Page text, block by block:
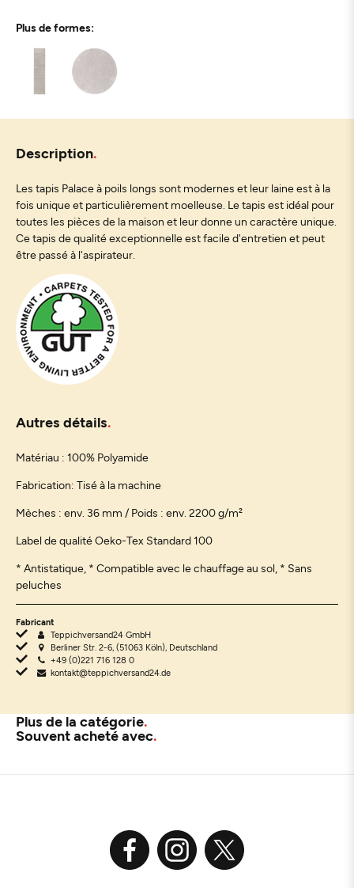
Plus de formes:
Description
Les tapis Palace à poils longs sont modernes et leur laine est à la
fois unique et particulièrement moelleuse. Le tapis est idéal pour
toutes les pièces de la maison et leur donne un caractère unique.
Ce tapis de qualité exceptionnelle est facile d'entretien et peut
être passé à l'aspirateur.
Autres détails
Matériau : 100% Polyamide
Fabrication: Tisé à la machine
Mèches : env. 36 mm / Poids : env. 2200 g/m²
Label de qualité Oeko-Tex Standard 100
* Antistatique, * Compatible avec le chauffage au sol, * Sans
peluches
Fabricant
Teppichversand24 GmbH
Berliner Str. 2-6, (51063 Köln), Deutschland
+49 (0)221 716 128 0
kontakt@teppichversand24.de
Plus de la catégorie
Souvent acheté avec